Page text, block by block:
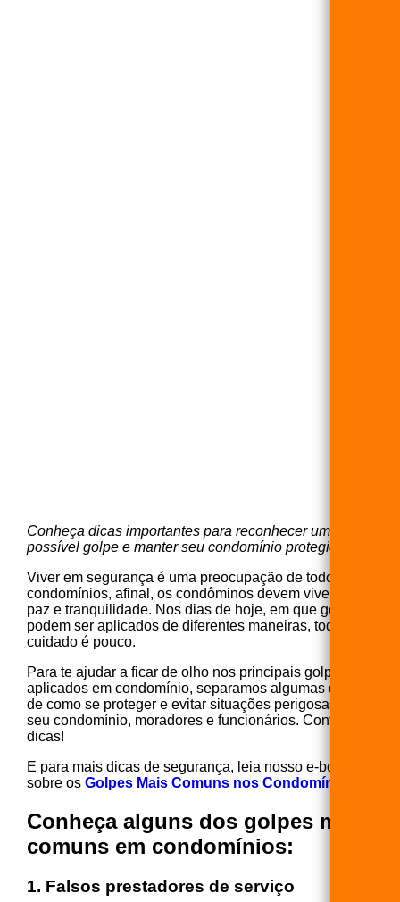
Conheça dicas importantes para reconhecer um
possível golpe e manter seu condomínio protegido.
Viver em segurança é uma preocupação de todos os
condomínios, afinal, os condôminos devem viver com
paz e tranquilidade. Nos dias de hoje, em que golpes
podem ser aplicados de diferentes maneiras, todo
cuidado é pouco.
Para te ajudar a ficar de olho nos principais golpes
aplicados em condomínio, separamos algumas dicas
de como se proteger e evitar situações perigosas para
seu condomínio, moradores e funcionários. Confira as
dicas!
E para mais dicas de segurança, leia nosso e-book
sobre os Golpes Mais Comuns nos Condomínios
Conheça alguns dos golpes mais
comuns em condomínios:
1. Falsos prestadores de serviço